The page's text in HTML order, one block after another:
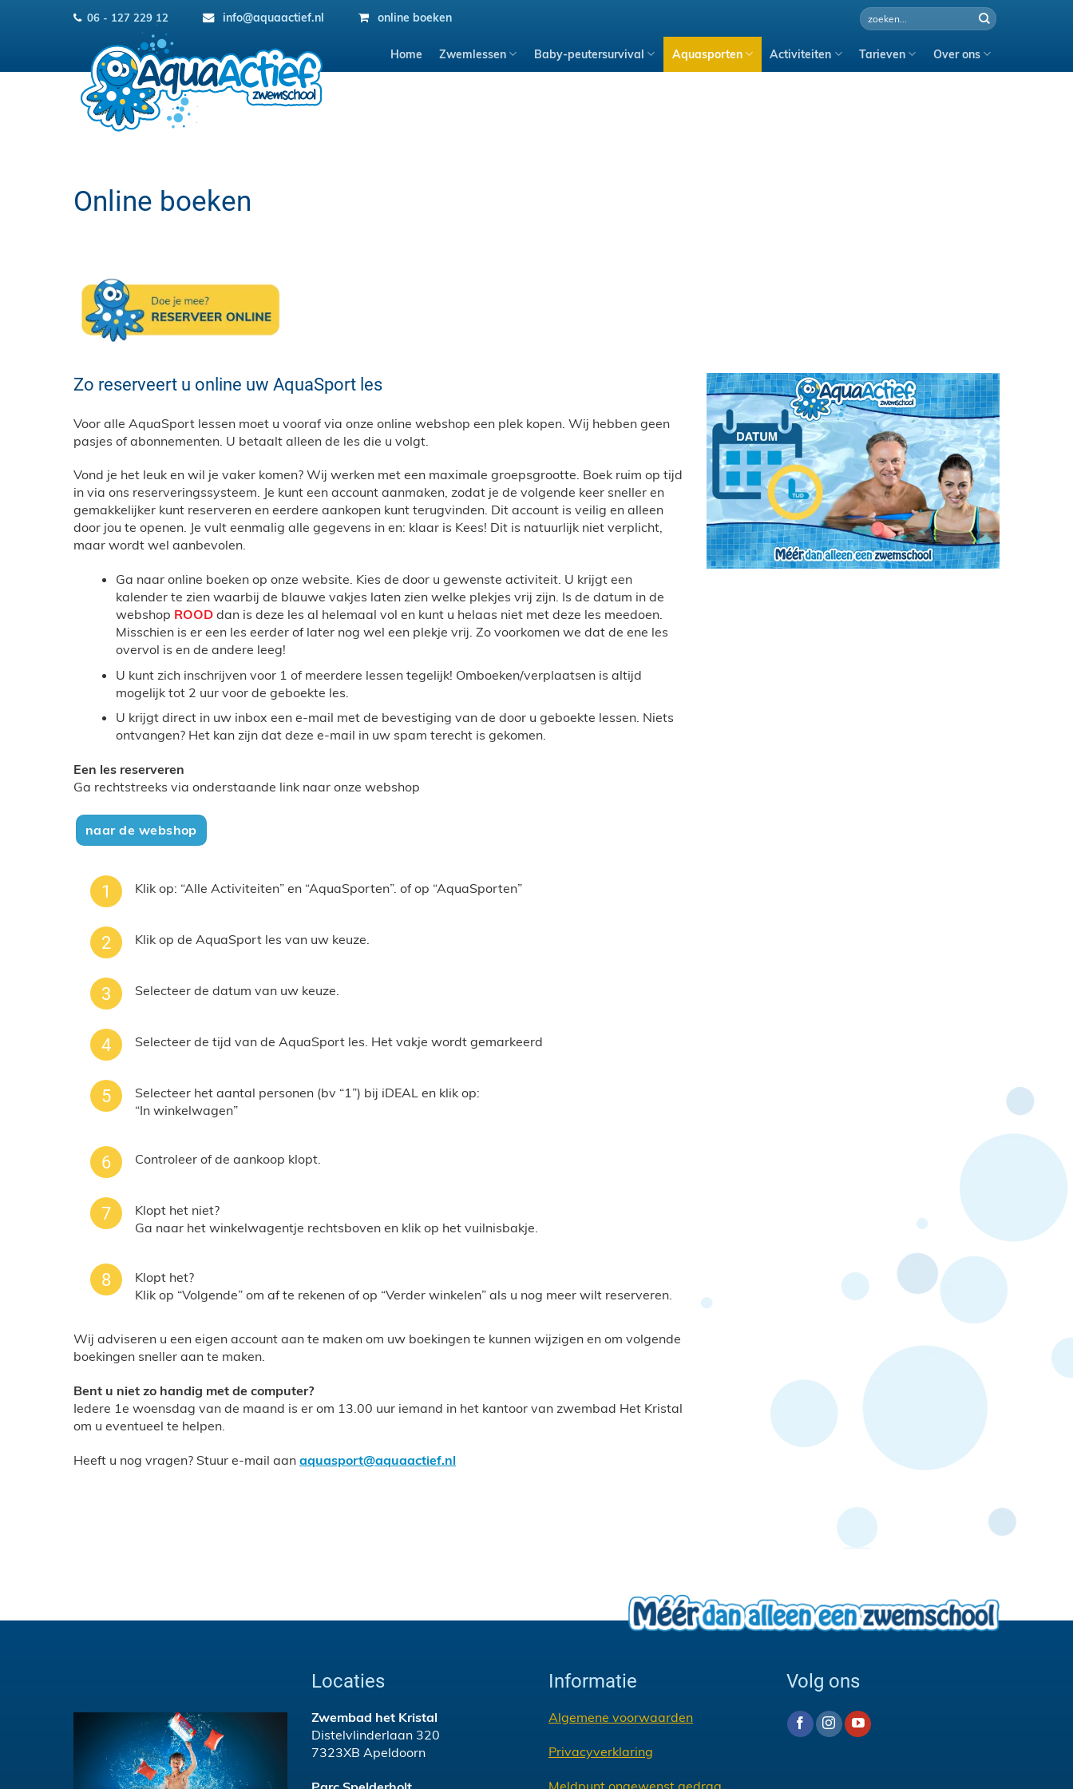
06 - 127 229 12 info@aquaactief.nl online boeken
Home Zwemlessen Baby-peutersurvival Aquasporten Activiteiten Tarieven Over ons
Online boeken
Zo reserveert u online uw AquaSport les
Voor alle AquaSport lessen moet u vooraf via onze online webshop een plek kopen. Wij hebben geen
pasjes of abonnementen. U betaalt alleen de les die u volgt.
Vond je het leuk en wil je vaker komen? Wij werken met een maximale groepsgrootte. Boek ruim op tijd
in via ons reserveringssysteem. Je kunt een account aanmaken, zodat je de volgende keer sneller en
gemakkelijker kunt reserveren en eerdere aankopen kunt terugvinden. Dit account is veilig en alleen
door jou te openen. Je vult eenmalig alle gegevens in en: klaar is Kees! Dit is natuurlijk niet verplicht,
maar wordt wel aanbevolen.
Ga naar online boeken op onze website. Kies de door u gewenste activiteit. U krijgt een
kalender te zien waarbij de blauwe vakjes laten zien welke plekjes vrij zijn. Is de datum in de
webshop ROOD dan is deze les al helemaal vol en kunt u helaas niet met deze les meedoen.
Misschien is er een les eerder of later nog wel een plekje vrij. Zo voorkomen we dat de ene les
overvol is en de andere leeg!
U kunt zich inschrijven voor 1 of meerdere lessen tegelijk! Omboeken/verplaatsen is altijd
mogelijk tot 2 uur voor de geboekte les.
U krijgt direct in uw inbox een e-mail met de bevestiging van de door u geboekte lessen. Niets
ontvangen? Het kan zijn dat deze e-mail in uw spam terecht is gekomen.
Een les reserveren
Ga rechtstreeks via onderstaande link naar onze webshop
naar de webshop
Klik op: “Alle Activiteiten” en “AquaSporten”. of op “AquaSporten”
Klik op de AquaSport les van uw keuze.
Selecteer de datum van uw keuze.
Selecteer de tijd van de AquaSport les. Het vakje wordt gemarkeerd
Selecteer het aantal personen (bv “1”) bij iDEAL en klik op:
“In winkelwagen”
Controleer of de aankoop klopt.
Klopt het niet?
Ga naar het winkelwagentje rechtsboven en klik op het vuilnisbakje.
Klopt het?
Klik op “Volgende” om af te rekenen of op “Verder winkelen” als u nog meer wilt reserveren.
Wij adviseren u een eigen account aan te maken om uw boekingen te kunnen wijzigen en om volgende
boekingen sneller aan te maken.
Bent u niet zo handig met de computer?
Iedere 1e woensdag van de maand is er om 13.00 uur iemand in het kantoor van zwembad Het Kristal
om u eventueel te helpen.
Heeft u nog vragen? Stuur e-mail aan aquasport@aquaactief.nl
Locaties
Zwembad het Kristal
Distelvlinderlaan 320
7323XB Apeldoorn
Informatie
Algemene voorwaarden
Privacyverklaring
Meldpunt ongewenst gedrag
Volg ons